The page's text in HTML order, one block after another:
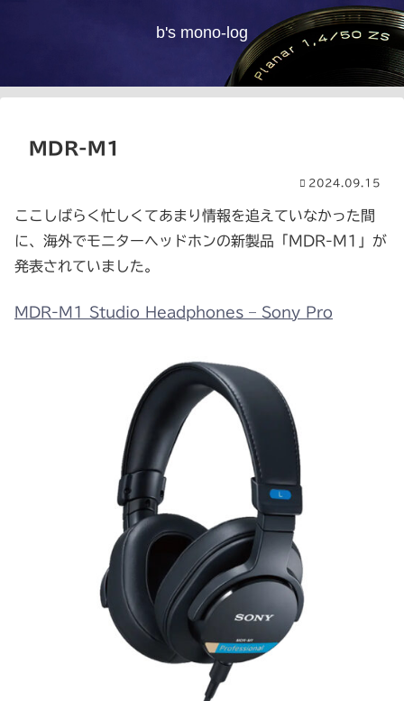
b's mono-log
MDR-M1
2024.09.15
ここしばらく忙しくてあまり情報を追えていなかった間
に、海外でモニターヘッドホンの新製品「MDR-M1」が
発表されていました。
MDR-M1 Studio Headphones – Sony Pro